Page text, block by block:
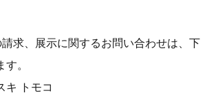
求、展示に関するお問い合わせは、下
。
キ トモコ